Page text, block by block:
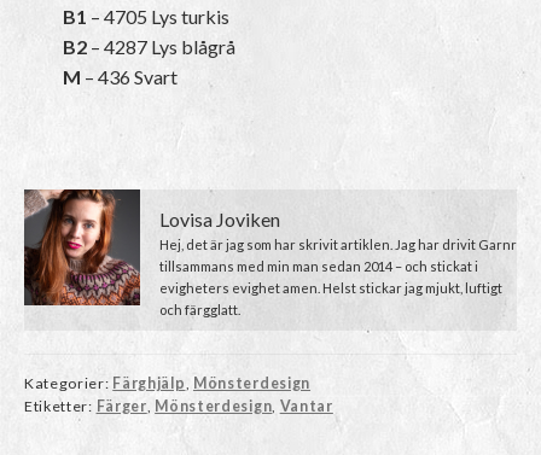
B1 – 4705 Lys turkis
B2 – 4287 Lys blågrå
M – 436 Svart
Lovisa Joviken
Hej, det är jag som har skrivit artiklen. Jag har drivit Garnr
tillsammans med min man sedan 2014 – och stickat i
evigheters evighet amen. Helst stickar jag mjukt, luftigt
och färgglatt.
Kategorier: Färghjälp, Mönsterdesign
Etiketter: Färger, Mönsterdesign, Vantar